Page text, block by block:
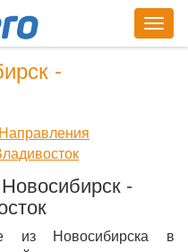
-
Направления
-
из Новосибирска в